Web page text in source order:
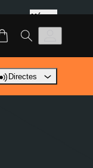
Més
Directes